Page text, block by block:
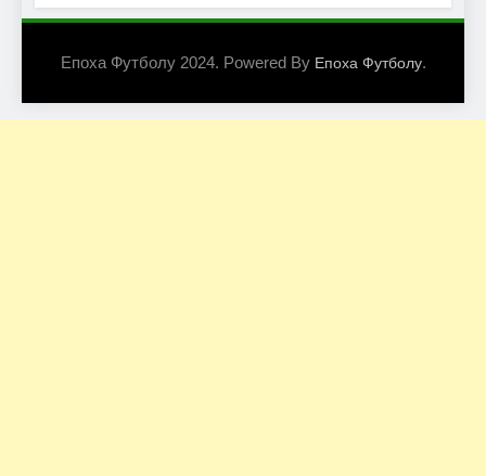
Епоха Футболу 2024. Powered By Епоха Футболу.